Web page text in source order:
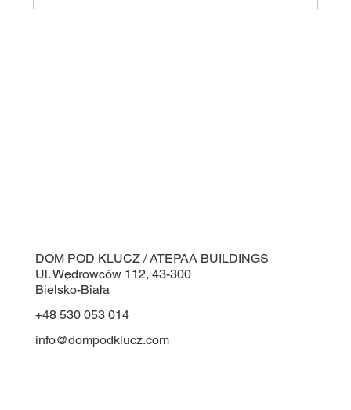
DOM POD KLUCZ / ATEPAA BUILDINGS
Ul. Wędrowców 112, 43-300
Bielsko-Biała
+48 530 053 014
info@dompodklucz.com